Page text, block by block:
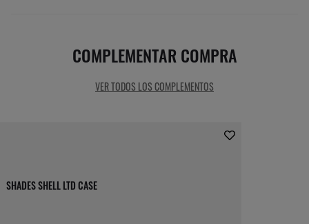
COMPLEMENTAR COMPRA
VER TODOS LOS COMPLEMENTOS
SHADES SHELL LTD CASE